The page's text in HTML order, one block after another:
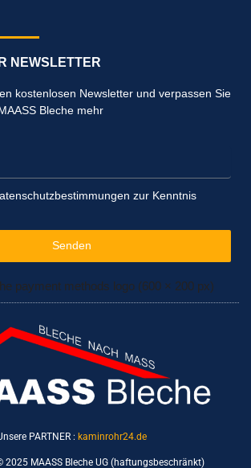
NEWSLETTER
kostenlosen Newsletter und verpassen Sie
Bleche mehr
zur Kenntnis
Senden
PARTNER : kaminrohr24.de
2025 MAASS Bleche UG (haftungsbeschränkt)